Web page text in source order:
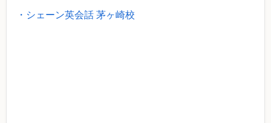
・シェーン英会話 茅ヶ崎校